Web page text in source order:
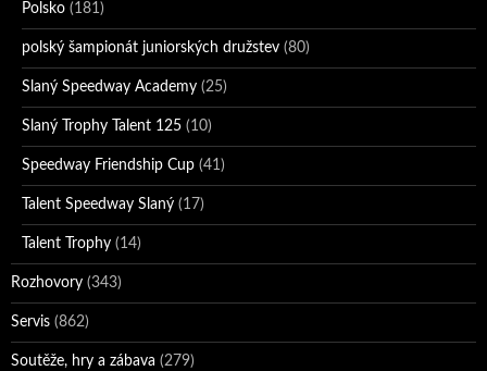
Polsko (181)
polský šampionát juniorských družstev (80)
Slaný Speedway Academy (25)
Slaný Trophy Talent 125 (10)
Speedway Friendship Cup (41)
Talent Speedway Slaný (17)
Talent Trophy (14)
Rozhovory (343)
Servis (862)
Soutěže, hry a zábava (279)